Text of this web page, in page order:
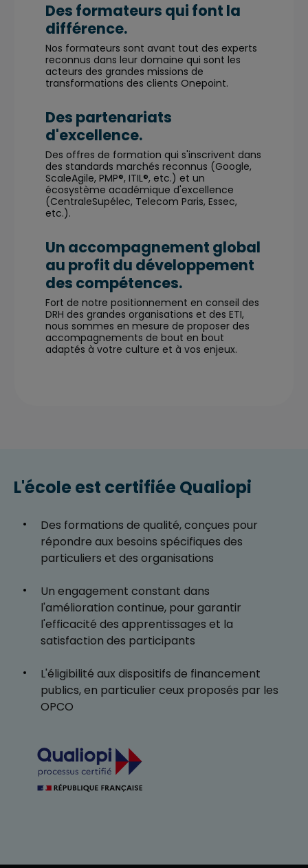
Des formateurs qui font la
différence.
Nos formateurs sont avant tout des experts
reconnus dans leur domaine qui sont les
acteurs des grandes missions de
transformations des clients Onepoint.
Des partenariats
d'excellence.
Des offres de formation qui s'inscrivent dans
des standards marchés reconnus (Google,
ScaleAgile, PMP®, ITIL®, etc.) et un
écosystème académique d'excellence
(CentraleSupélec, Telecom Paris, Essec,
etc.).
Un accompagnement global
au profit du développement
des compétences.
Fort de notre positionnement en conseil des
DRH des grandes organisations et des ETI,
nous sommes en mesure de proposer des
accompagnements de bout en bout
adaptés à votre culture et à vos enjeux.
L'école est certifiée Qualiopi
Des formations de qualité, conçues pour
répondre aux besoins spécifiques des
particuliers et des organisations
Un engagement constant dans
l'amélioration continue, pour garantir
l'efficacité des apprentissages et la
satisfaction des participants
L'éligibilité aux dispositifs de financement
publics, en particulier ceux proposés par les
OPCO